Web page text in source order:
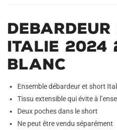
Italie 2024
Blanc
Ensemble débardeur et short
Tissu extensible qui évite à
Deux poches dans le short
Ne peut être vendu séparément